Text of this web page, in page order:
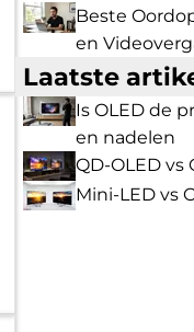
Beste
en
Laatste
Is OLED de
en nadelen
QD-OLED vs
Mini-LED vs